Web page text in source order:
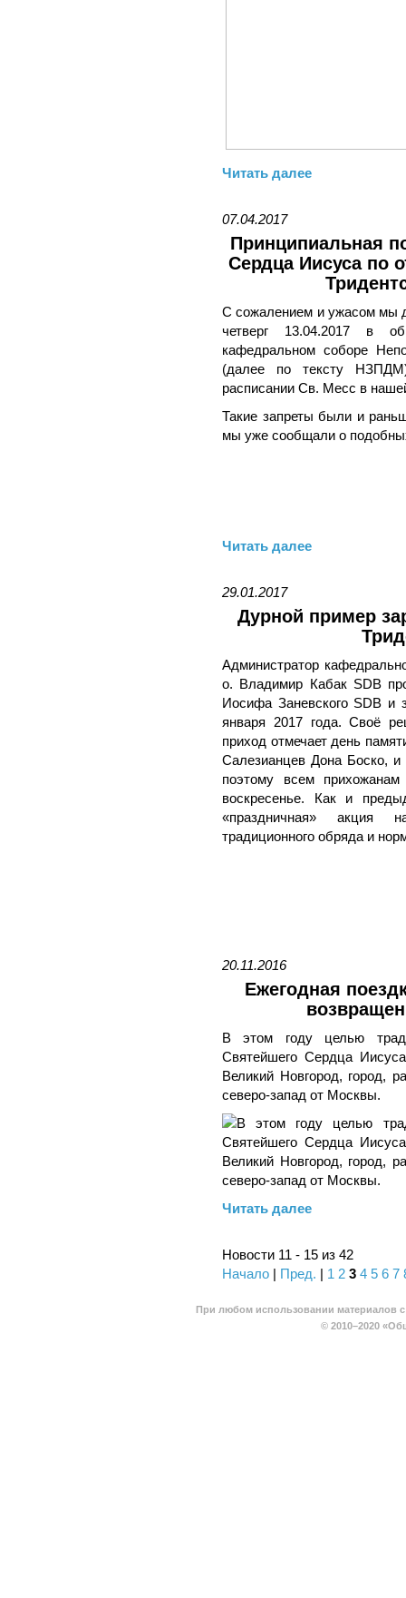
Читать далее
07.04.2017
Принципиальная
Сердца Иисуса по
С сожалением и ужасом мы
четверг 13.04.2017 в
кафедральном соборе
(далее по тексту
расписании Св. Месс в
Такие запреты были и
мы уже сообщали о
Читать далее
29.01.2017
Дурной пример
Администратор
о. Владимир Кабак SDB
Иосифа Заневского SDB и
января 2017 года. Своё
приход отмечает день
Салезианцев Дона Боско, и
поэтому всем
воскресенье. Как и
«праздничная» акция
традиционного обряда и
20.11.2016
Ежегодная
В этом году целью
Святейшего Сердца
Великий Новгород, город,
северо-запад от Москвы.
Читать далее
Новости 11 - 15 из 42
Начало | Пред. | 1 2 3 4 5 6 7
При любом использовании материалов
© 2010–2020